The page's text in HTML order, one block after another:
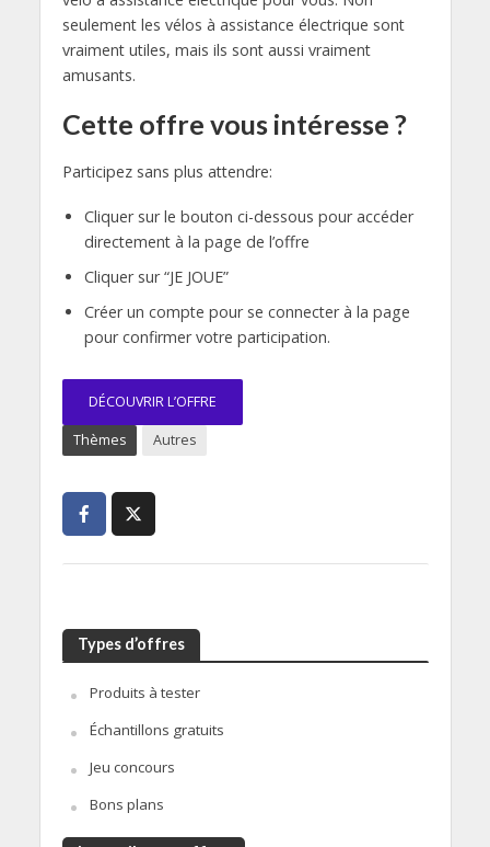
seulement les vélos à assistance électrique sont
vraiment utiles, mais ils sont aussi vraiment
amusants.
Cette offre vous intéresse ?
Participez sans plus attendre:
Cliquer sur le bouton ci-dessous pour accéder
directement à la page de l’offre
Cliquer sur “JE JOUE”
Créer un compte pour se connecter à la page
pour confirmer votre participation.
DÉCOUVRIR L’OFFRE
Thèmes Autres
Types d’offres
Produits à tester
Échantillons gratuits
Jeu concours
Bons plans